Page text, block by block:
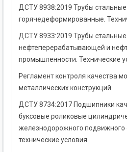
ДСТУ 8938:2019 Трубы
горячедеформированные.
ДСТУ 8933:2019 Трубы
нефтеперерабатывающей и
промышленности. Технические
Регламент контроля качества
металлических конструкций
ДСТУ 8734:2017 Подшипники
буксовые роликовые
железнодорожного подвижного
технические условия